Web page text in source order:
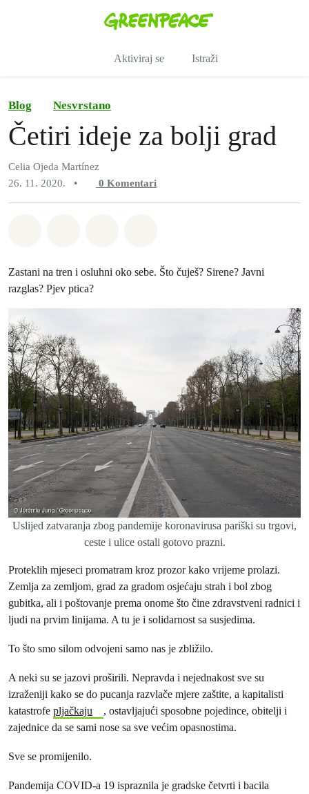
Aktiviraj se Istraži
Blog Nesvrstano
Četiri ideje za bolji grad
Celia Ojeda Martínez
26. 11. 2020.
• 0 Komentari
Zastani na tren i osluhni oko sebe. Što čuješ? Sirene? Javni
razglas? Pjev ptica?
Uslijed zatvaranja zbog pandemije koronavirusa pariški su trgovi,
ceste i ulice ostali gotovo prazni.
Proteklih mjeseci promatram kroz prozor kako vrijeme prolazi.
Zemlja za zemljom, grad za gradom osjećaju strah i bol zbog
gubitka, ali i poštovanje prema onome što čine zdravstveni radnici i
ljudi na prvim linijama. A tu je i solidarnost sa susjedima.
To što smo silom odvojeni samo nas je zbližilo.
A neki su se jazovi proširili. Nepravda i nejednakost sve su
izraženiji kako se do pucanja razvlače mjere zaštite, a kapitalisti
katastrofe pljačkaju
, ostavljajući sposobne pojedince, obitelji i
zajednice da se sami nose sa sve većim opasnostima.
Sve se promijenilo.
Pandemija COVID-a 19 ispraznila je gradske četvrti i bacila